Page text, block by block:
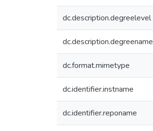
dc.description.degreelevel
dc.description.degreename
dc.format.mimetype
dc.identifier.instname
dc.identifier.reponame